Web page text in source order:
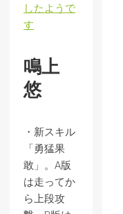
したようで
す
鳴上
悠
・新スキル
「勇猛果
敢」。A版
は走ってか
ら上段攻